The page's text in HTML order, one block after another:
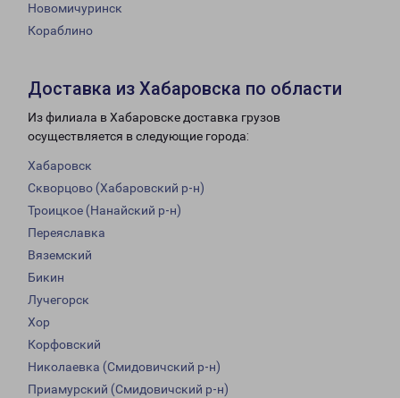
Новомичуринск
Кораблино
Доставка из Хабаровска по области
Из филиала в Хабаровске доставка грузов
осуществляется в следующие города:
Хабаровск
Скворцово (Хабаровский р-н)
Троицкое (Нанайский р-н)
Переяславка
Вяземский
Бикин
Лучегорск
Хор
Корфовский
Николаевка (Смидовичский р-н)
Приамурский (Смидовичский р-н)